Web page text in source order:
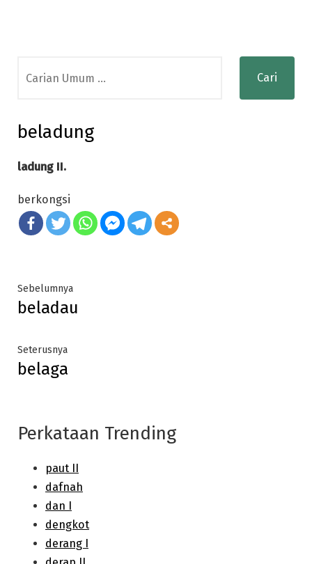
for:
beladung
ladung II.
berkongsi
Post
navigation
SebelumnyaPrevious
post:
beladau
SeterusnyaNext
belaga
Perkataan Trending